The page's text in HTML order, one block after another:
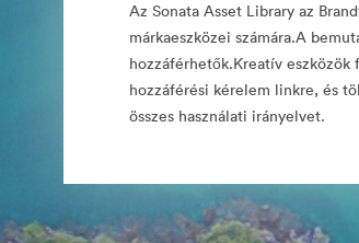
Az Sonata Asset Library az
márkaeszközei számára.A
hozzáférhetők.Kreatív
hozzáférési kérelem linkre, és
összes használati irányelvet.